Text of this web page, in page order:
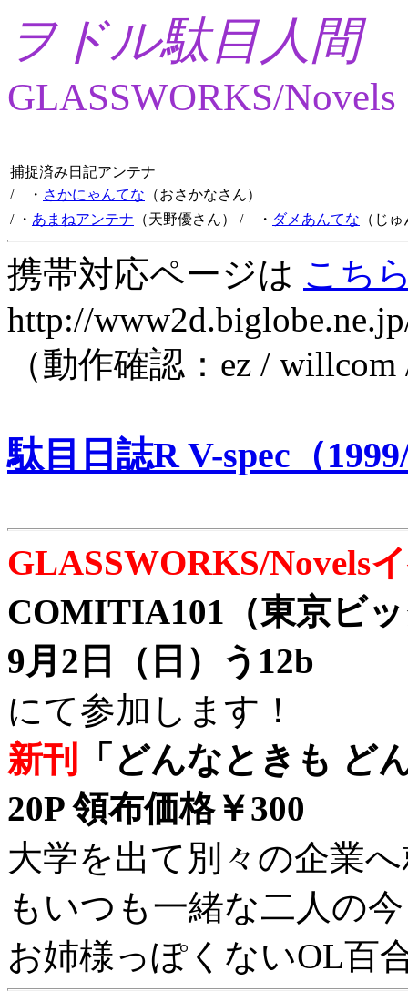
ヲドル駄目人間
GLASSWORKS/Novels
捕捉済み日記アンテナ
/ ・ さかにゃんてな （おさかなさん）
/ ・ あまねアンテナ （天野優さん） / ・ ダメあんてな （じ
携帯対応ページは こち
http://
（動作確認：ez /
駄目日誌R V-spec（
GLASSWORKS/Novels
COMITIA101（東京ビ
9月2日（日）う12b
にて参加します！
新刊
「どんなときも ど
20P 領布価格￥300
大学を出て別々の企業
もいつも一緒な二人の
お姉様っぽくないOL百